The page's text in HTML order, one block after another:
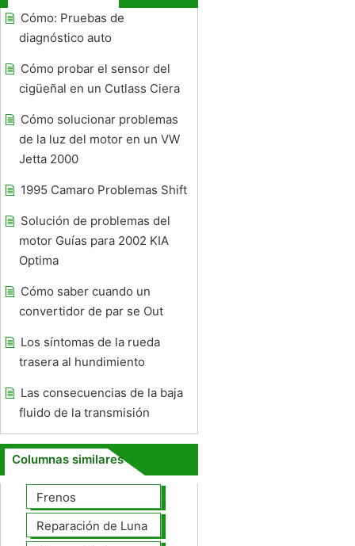
Cómo: Pruebas de
diagnóstico auto
Cómo probar el sensor del
cigüeñal en un Cutlass Ciera
Cómo solucionar problemas
de la luz del motor en un VW
Jetta 2000
1995 Camaro Problemas Shift
Solución de problemas del
motor Guías para 2002 KIA
Optima
Cómo saber cuando un
convertidor de par se Out
Los síntomas de la rueda
trasera al hundimiento
Las consecuencias de la baja
fluido de la transmisión
Columnas similares
Frenos
Reparación de Lunas